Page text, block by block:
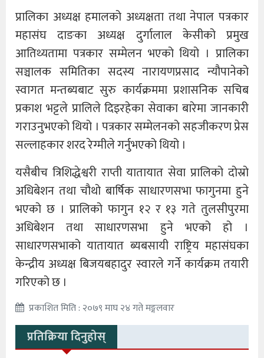
प्रालिका अध्यक्ष हमालको अध्यक्षता तथा नेपाल पत्रकार
महासंघ दाङका अध्यक्ष दुर्गालाल केसीको प्रमुख
आतिथ्यतामा पत्रकार सम्मेलन भएको थियो । प्रालिका
सञ्चालक समितिका सदस्य नारायणप्रसाद न्यौपानेको
स्वागत मन्तब्यबाट सुरु कार्यक्रममा प्रशासनिक सचिब
प्रकाश भट्टले प्रालिले दिइरहेका सेवाका बारेमा जानकारी
गराउनुभएको थियो । पत्रकार सम्मेलनको सहजीकरण प्रेस
सल्लाहकार शरद रेग्मीले गर्नुभएको थियो ।
यसैबीच त्रिशिद्धेश्वरी राप्ती यातायात सेवा प्रालिको दोस्रो
अधिबेशन तथा चौथो बार्षिक साधारणसभा फागुनमा हुने
भएको छ । प्रालिको फागुन १२ र १३ गते तुलसीपुरमा
अधिबेशन तथा साधारणसभा हुने भएको हो ।
साधारणसभाको यातायात ब्यबसायी राष्ट्रिय महासंघका
केन्द्रीय अध्यक्ष बिजयबहादुर स्वारले गर्ने कार्यक्रम तयारी
गरिएको छ ।
प्रकाशित मिति : २०७९ माघ २४ गते मङ्गलवार
प्रतिक्रिया दिनुहोस्